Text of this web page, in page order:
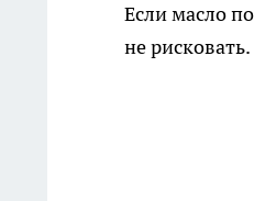
Если масло
не рисковать.